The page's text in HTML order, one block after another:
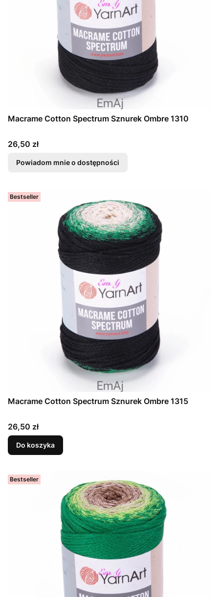
Macrame Cotton Spectrum Sznurek Ombre 1310
Cena
26,50 zł
Powiadom mnie o dostępności
Bestseller
Macrame Cotton Spectrum Sznurek Ombre 1315
Cena
26,50 zł
Do koszyka
Bestseller